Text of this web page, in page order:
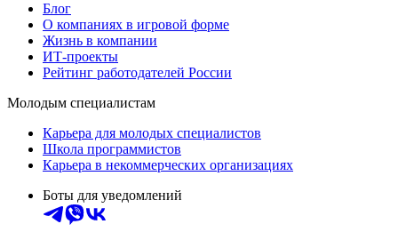
Блог
О компаниях в игровой форме
Жизнь в компании
ИТ-проекты
Рейтинг работодателей России
Молодым специалистам
Карьера для молодых специалистов
Школа программистов
Карьера в некоммерческих организациях
Боты для уведомлений